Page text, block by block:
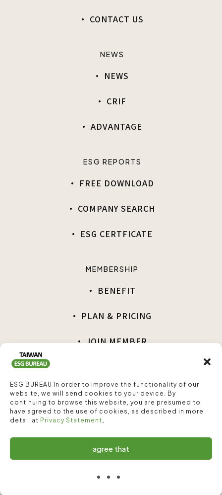
ESG BUREAU In order to improve the functionality of our
website, we will send cookies to your device. By
continuing to browse this website, you are presumed to
have agreed to the use of cookies, as described in more
detail at Privacy Statement。
agree that
· CONTACT US
NEWS
· NEWS
· CRIF
· ADVANTAGE
ESG REPORTS
· FREE DOWNLOAD
· COMPANY SEARCH
· ESG CERTFICATE
MEMBERSHIP
· BENEFIT
· PLAN & PRICING
· JOIN MEMBER
Copyright© China Credit Information Service, Ltd, a CRIF Company.
|Privacy Statement